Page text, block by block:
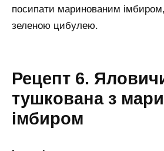
посипати маринованим
зеленою цибулею.
Рецепт 6.
тушкована з
імбиром